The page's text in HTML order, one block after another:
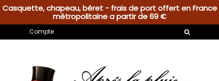
Casquette, chapeau, béret - frais de port offert en France
métropolitaine a partir de 69 €
Compte